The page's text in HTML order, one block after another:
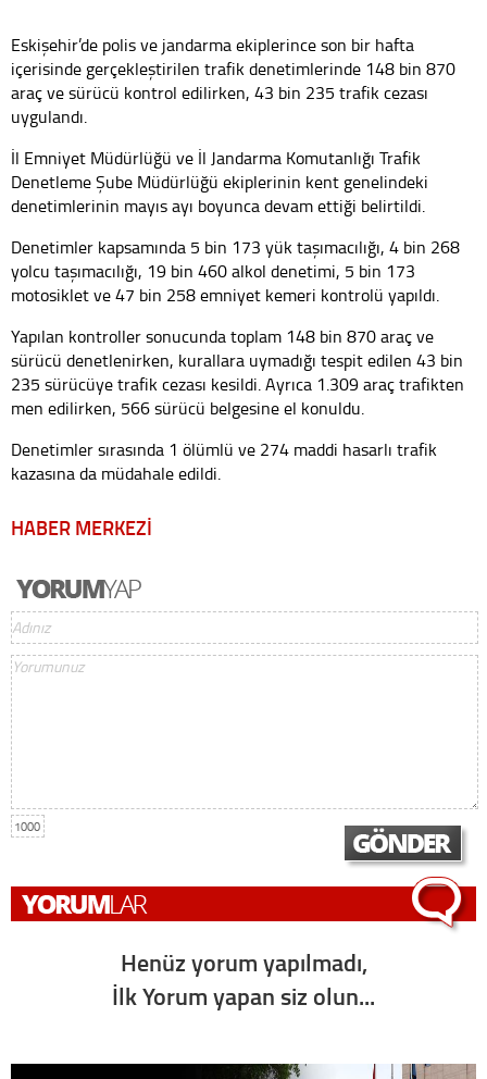
Eskişehir’de polis ve jandarma ekiplerince son bir hafta
içerisinde gerçekleştirilen trafik denetimlerinde 148 bin 870
araç ve sürücü kontrol edilirken, 43 bin 235 trafik cezası
uygulandı.
İl Emniyet Müdürlüğü ve İl Jandarma Komutanlığı Trafik
Denetleme Şube Müdürlüğü ekiplerinin kent genelindeki
denetimlerinin mayıs ayı boyunca devam ettiği belirtildi.
Denetimler kapsamında 5 bin 173 yük taşımacılığı, 4 bin 268
yolcu taşımacılığı, 19 bin 460 alkol denetimi, 5 bin 173
motosiklet ve 47 bin 258 emniyet kemeri kontrolü yapıldı.
Yapılan kontroller sonucunda toplam 148 bin 870 araç ve
sürücü denetlenirken, kurallara uymadığı tespit edilen 43 bin
235 sürücüye trafik cezası kesildi. Ayrıca 1.309 araç trafikten
men edilirken, 566 sürücü belgesine el konuldu.
Denetimler sırasında 1 ölümlü ve 274 maddi hasarlı trafik
kazasına da müdahale edildi.
HABER MERKEZİ
1000
Henüz yorum yapılmadı,
İlk Yorum yapan siz olun...